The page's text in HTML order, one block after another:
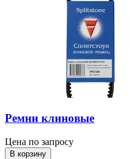
Ремни клиновые
Цена по запросу
В корзину